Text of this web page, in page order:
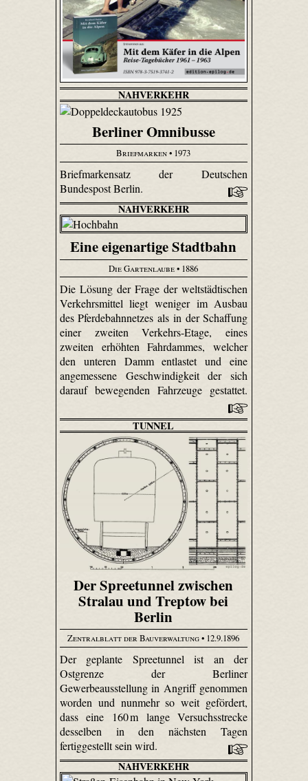
NAHVERKEHR
Berliner Omnibusse
Briefmarken• 1973
Briefmarkensatz der Deutschen
Bundespost Berlin.
NAHVERKEHR
Eine eigenartige Stadtbahn
Die Gartenlaube• 1886
Die Lösung der Frage der weltstädtischen
Verkehrsmittel liegt weniger im Ausbau
des Pferdebahnnetzes als in der Schaffung
einer zweiten Verkehrs-Etage, eines
zweiten erhöhten Fahrdammes, welcher
den unteren Damm entlastet und eine
angemessene Geschwindigkeit der sich
darauf bewegenden Fahrzeuge gestattet.
TUNNEL
Der Spreetunnel zwischen
Stralau und Treptow bei
Berlin
Zentralblatt der Bauverwaltung• 12.9.1896
Der geplante Spree­tunnel ist an der
Ostgrenze der Berliner
Gewerbeausstellung in Angriff genommen
worden und nunmehr so weit gefördert,
dass eine 160 m lange Versuchsstrecke
desselben in den nächsten Tagen
fertiggestellt sein wird.
NAHVERKEHR